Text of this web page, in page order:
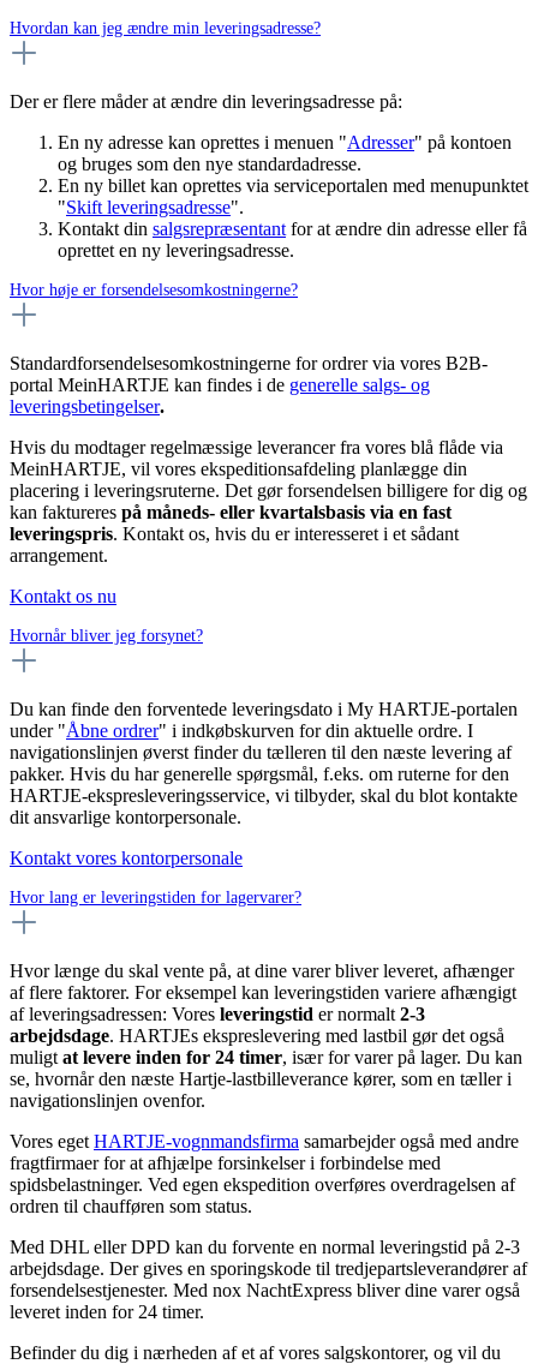
Hvordan kan jeg ændre min leveringsadresse?
Der er flere måder at ændre din leveringsadresse på:
En ny adresse kan oprettes i menuen "Adresser" på kontoen
og bruges som den nye standardadresse.
En ny billet kan oprettes via serviceportalen med menupunktet
"Skift leveringsadresse".
Kontakt din salgsrepræsentant for at ændre din adresse eller få
oprettet en ny leveringsadresse.
Hvor høje er forsendelsesomkostningerne?
Standardforsendelsesomkostningerne for ordrer via vores B2B-
portal MeinHARTJE kan findes i de generelle salgs- og
leveringsbetingelser.
Hvis du modtager regelmæssige leverancer fra vores blå flåde via
MeinHARTJE, vil vores ekspeditionsafdeling planlægge din
placering i leveringsruterne. Det gør forsendelsen billigere for dig og
kan faktureres på måneds- eller kvartalsbasis via en fast
leveringspris. Kontakt os, hvis du er interesseret i et sådant
arrangement.
Kontakt os nu
Hvornår bliver jeg forsynet?
Du kan finde den forventede leveringsdato i My HARTJE-portalen
under "Åbne ordrer" i indkøbskurven for din aktuelle ordre. I
navigationslinjen øverst finder du tælleren til den næste levering af
pakker. Hvis du har generelle spørgsmål, f.eks. om ruterne for den
HARTJE-ekspresleveringsservice, vi tilbyder, skal du blot kontakte
dit ansvarlige kontorpersonale.
Kontakt vores kontorpersonale
Hvor lang er leveringstiden for lagervarer?
Hvor længe du skal vente på, at dine varer bliver leveret, afhænger
af flere faktorer. For eksempel kan leveringstiden variere afhængigt
af leveringsadressen: Vores leveringstid er normalt 2-3
arbejdsdage. HARTJEs ekspreslevering med lastbil gør det også
muligt at levere inden for 24 timer, især for varer på lager. Du kan
se, hvornår den næste Hartje-lastbilleverance kører, som en tæller i
navigationslinjen ovenfor.
Vores eget HARTJE-vognmandsfirma samarbejder også med andre
fragtfirmaer for at afhjælpe forsinkelser i forbindelse med
spidsbelastninger. Ved egen ekspedition overføres overdragelsen af
ordren til chaufføren som status.
Med DHL eller DPD kan du forvente en normal leveringstid på 2-3
arbejdsdage. Der gives en sporingskode til tredjepartsleverandører af
forsendelsestjenester. Med nox NachtExpress bliver dine varer også
leveret inden for 24 timer.
Befinder du dig i nærheden af et af vores salgskontorer, og vil du